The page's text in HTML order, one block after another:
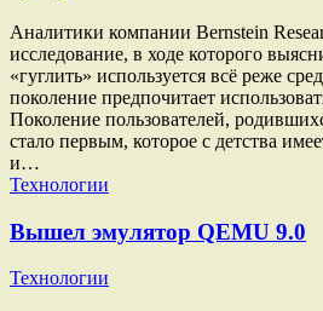
Аналитики компании Bernstein
исследование, в ходе которого
«гуглить» используется всё реже
поколение предпочитает
Поколение пользователей,
стало первым, которое с детства
и…
Технологии
Вышел эмулятор QEMU 9.0
Технологии